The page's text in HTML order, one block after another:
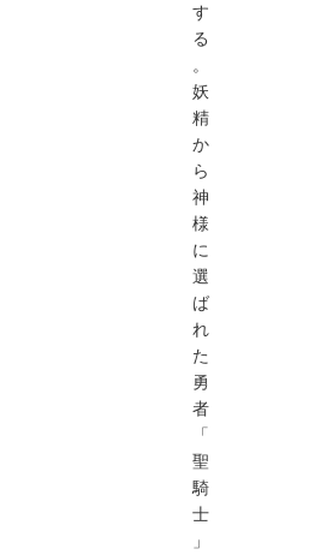
す
る
。
妖
精
か
ら
神
様
に
選
ば
れ
た
勇
者
「
聖
騎
士
」